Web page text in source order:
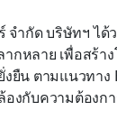
ำกัด บริษัทฯ ได้
หลาย เพื่อสร้า
ยืน ตามแนวทา
งกับความต้อง